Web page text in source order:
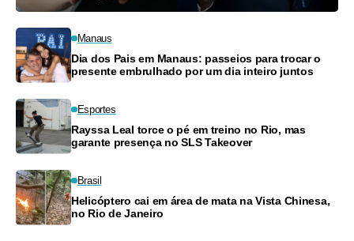
Manaus
Dia dos Pais em Manaus: passeios para trocar o
presente embrulhado por um dia inteiro juntos
Esportes
Rayssa Leal torce o pé em treino no Rio, mas
garante presença no SLS Takeover
Brasil
Helicóptero cai em área de mata na Vista Chinesa,
no Rio de Janeiro